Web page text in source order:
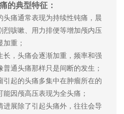
的典型特征：
头痛通常表现为持续性钝痛，晨
烈咳嗽、用力排便等增加颅内压
重；
长，头痛会逐渐加重，频率和强
通头痛那样只是间断的发生；
引起的头痛多集中在肿瘤所在的
因颅高压表现为全头痛；
进展除了引起头痛外，往往会导